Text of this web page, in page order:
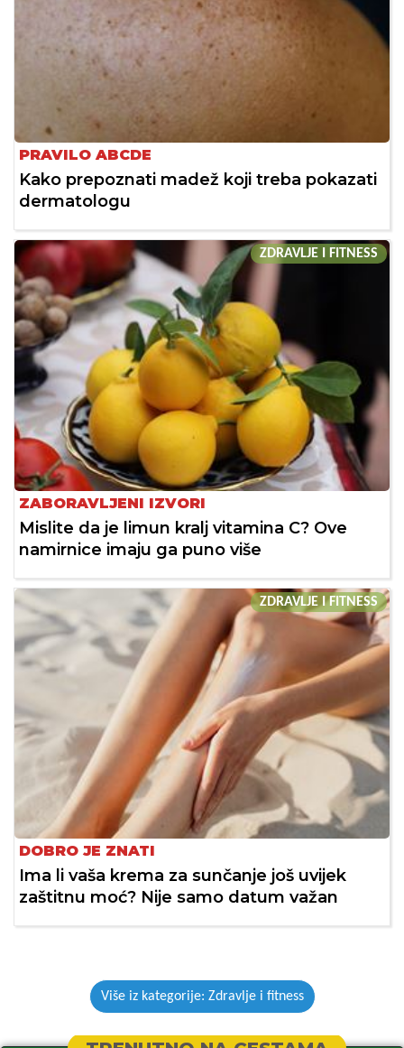
PRAVILO ABCDE
Kako prepoznati madež koji treba pokazati
dermatologu
ZDRAVLJE I FITNESS
ZABORAVLJENI IZVORI
Mislite da je limun kralj vitamina C? Ove
namirnice imaju ga puno više
ZDRAVLJE I FITNESS
DOBRO JE ZNATI
Ima li vaša krema za sunčanje još uvijek
zaštitnu moć? Nije samo datum važan
Više iz kategorije: Zdravlje i fitness